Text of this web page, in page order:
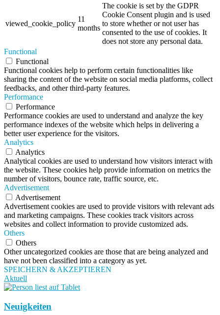
viewed_cookie_policy
11
months
The cookie is set by the GDPR
Cookie Consent plugin and is used
to store whether or not user has
consented to the use of cookies. It
does not store any personal data.
Functional
Functional
Functional cookies help to perform certain functionalities like
sharing the content of the website on social media platforms, collect
feedbacks, and other third-party features.
Performance
Performance
Performance cookies are used to understand and analyze the key
performance indexes of the website which helps in delivering a
better user experience for the visitors.
Analytics
Analytics
Analytical cookies are used to understand how visitors interact with
the website. These cookies help provide information on metrics the
number of visitors, bounce rate, traffic source, etc.
Advertisement
Advertisement
Advertisement cookies are used to provide visitors with relevant ads
and marketing campaigns. These cookies track visitors across
websites and collect information to provide customized ads.
Others
Others
Other uncategorized cookies are those that are being analyzed and
have not been classified into a category as yet.
SPEICHERN & AKZEPTIEREN
Aktuell
Neuigkeiten